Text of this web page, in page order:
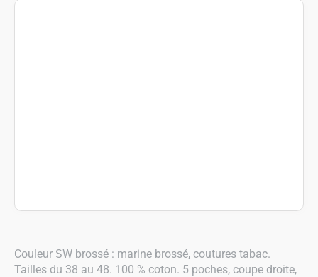
Couleur SW brossé : marine brossé, coutures tabac.
Tailles du 38 au 48. 100 % coton. 5 poches, coupe droite,